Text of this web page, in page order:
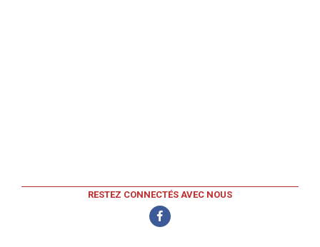
RESTEZ CONNECTÉS AVEC NOUS